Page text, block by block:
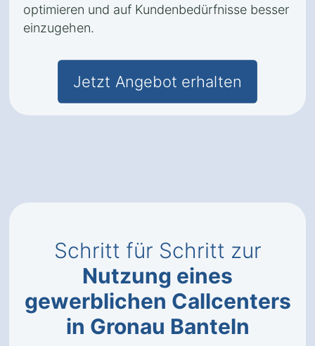
optimieren und auf Kundenbedürfnisse besser
einzugehen.
Jetzt Angebot erhalten
Schritt für Schritt zur
Nutzung eines
gewerblichen Callcenters
in Gronau Banteln